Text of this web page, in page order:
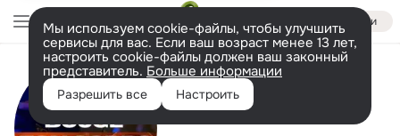
Войти
Мы используем cookie-файлы, чтобы улучшить
сервисы для вас. Если ваш возраст менее 13 лет,
настроить cookie-файлы должен ваш законный
представитель. Больше информации
Разрешить все Настроить
Исполнитель
Fabrice mukuna